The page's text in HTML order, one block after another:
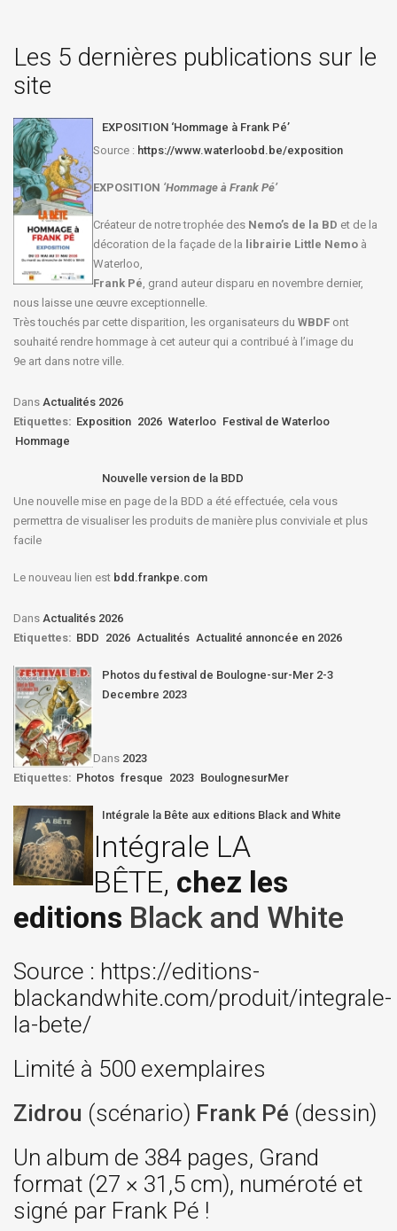
Les 5 dernières publications sur le
site
EXPOSITION ‘Hommage à Frank Pé’
Source : https://www.waterloobd.be/exposition
EXPOSITION ‘Hommage à Frank Pé’
Créateur de notre trophée des Nemo’s de la BD et de la
décoration de la façade de la librairie Little Nemo à
Waterloo,
Frank Pé, grand auteur disparu en novembre dernier,
nous laisse une œuvre exceptionnelle.
Très touchés par cette disparition, les organisateurs du WBDF ont
souhaité rendre hommage à cet auteur qui a contribué à l’image du
9e art dans notre ville.
Dans Actualités 2026
Etiquettes: Exposition 2026 Waterloo Festival de Waterloo
Hommage
Nouvelle version de la BDD
Une nouvelle mise en page de la BDD a été effectuée, cela vous
permettra de visualiser les produits de manière plus conviviale et plus
facile
Le nouveau lien est bdd.frankpe.com
Dans Actualités 2026
Etiquettes: BDD 2026 Actualités Actualité annoncée en 2026
Photos du festival de Boulogne-sur-Mer 2-3
Decembre 2023
Dans 2023
Etiquettes: Photos fresque 2023 BoulognesurMer
Intégrale la Bête aux editions Black and White
Intégrale LA
BÊTE, chez les
editions Black and White
Source : https://editions-
blackandwhite.com/produit/integrale-
la-bete/
Limité à 500 exemplaires
Zidrou (scénario) Frank Pé (dessin)
Un album de 384 pages, Grand
format (27 × 31,5 cm), numéroté et
signé par Frank Pé !